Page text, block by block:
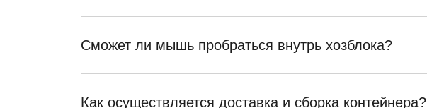
Сможет ли мышь пробраться внутрь хозблока?
Как осуществляется доставка и сборка контейнера?